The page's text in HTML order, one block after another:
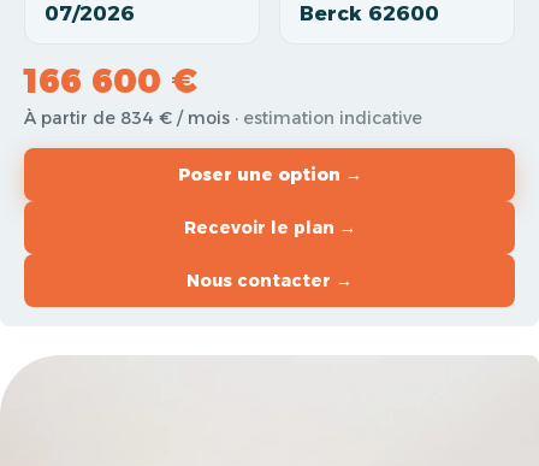
07/2026 Berck 62600
166 600 €
À partir de 834 € / mois · estimation indicative
Poser une option →
Recevoir le plan →
Nous contacter →